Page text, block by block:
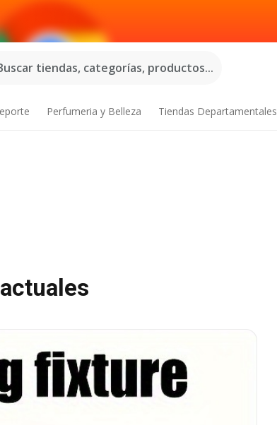
tiendas, categorías, productos...
Perfumeria y Belleza Tiendas Departamentales